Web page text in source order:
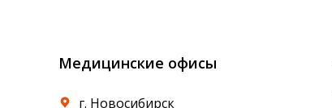
Медицинские офисы
г. Новосибирск